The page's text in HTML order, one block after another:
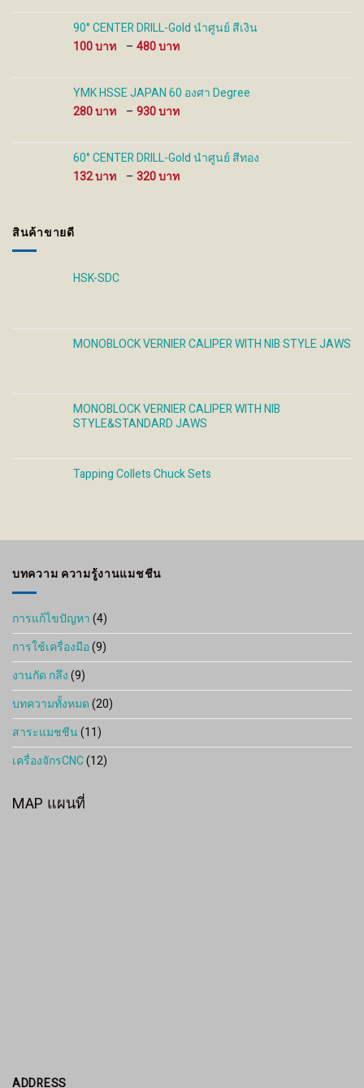
100 ฿
through
480 ฿
90° CENTER DRILL-Gold นำศูนย์ สีเงิน
100
– 480
100 ฿
through
YMK HSSE JAPAN 60 องศา Degree
280
– 930
280 ฿
through
930 ฿
60° CENTER DRILL-Gold นำศูนย์ สีทอง
132
– 320
สินค้าขายดี
HSK-SDC
MONOBLOCK VERNIER CALIPER WITH NIB STYLE JAWS
MONOBLOCK VERNIER CALIPER WITH NIB
STYLE&STANDARD JAWS
Tapping Collets Chuck Sets
บทความ ความรู้งานแมชชีน
การแก้ไขปัญหา(4)
การใช้เครื่องมือ(9)
งานกัด กลึง(9)
บทความทั้งหมด(20)
สาระแมชชีน(11)
เครื่องจักรCNC(12)
MAP แผนที่
ADDRESS